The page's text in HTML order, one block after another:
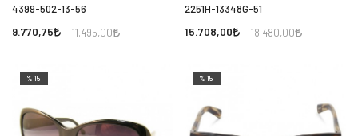
4399-502-13-56
9.770,75 11.495,00
2251H-13348G-51
15.708,00 18.480,00
%15 %15